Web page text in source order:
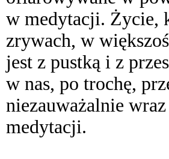
w medytacji. Życie,
zrywach, w
jest z pustką i z
w nas, po trochę,
niezauważalnie
medytacji.